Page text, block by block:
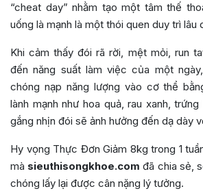
“cheat day” nhằm tạo một tâm thế
uống là mạnh là một thói quen duy trì lâu
Khi cảm thấy đói rã rời, mệt mỏi, run
đến năng suất làm việc của một
chóng nạp năng lượng vào cơ thể
lành mạnh như hoa quả, rau xanh,
gắng nhịn đói sẽ ảnh hưởng đến dạ dày
Hy vọng Thực Đơn Giảm 8kg trong 1
mà sieuthisongkhoe.com đã chia sẻ,
chóng lấy lại được cân nặng lý tưởng.